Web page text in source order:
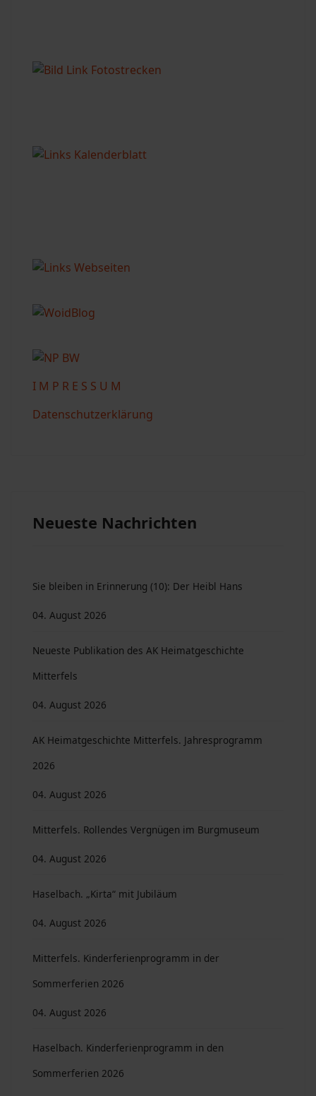
I M P R E S S U M
Datenschutzerklärung
Neueste Nachrichten
Sie bleiben in Erinnerung (10): Der Heibl Hans
04. August 2026
Neueste Publikation des AK Heimatgeschichte
Mitterfels
04. August 2026
AK Heimatgeschichte Mitterfels. Jahresprogramm
2026
04. August 2026
Mitterfels. Rollendes Vergnügen im Burgmuseum
04. August 2026
Haselbach. „Kirta“ mit Jubiläum
04. August 2026
Mitterfels. Kinderferienprogramm in der
Sommerferien 2026
04. August 2026
Haselbach. Kinderferienprogramm in den
Sommerferien 2026